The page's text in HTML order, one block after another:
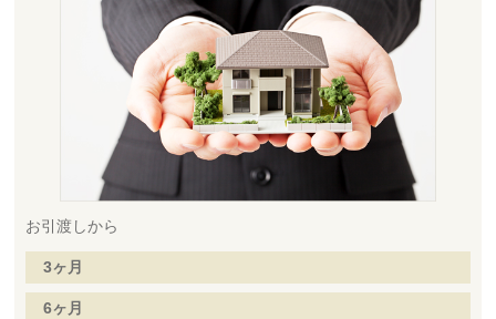
お引渡しから
3ヶ月
6ヶ月